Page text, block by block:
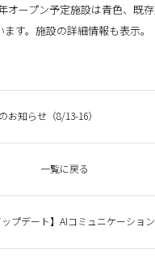
オープン予定施設は青色、既
す。施設の詳細情報も表示。
お知らせ（8/13-16）
一覧に戻る